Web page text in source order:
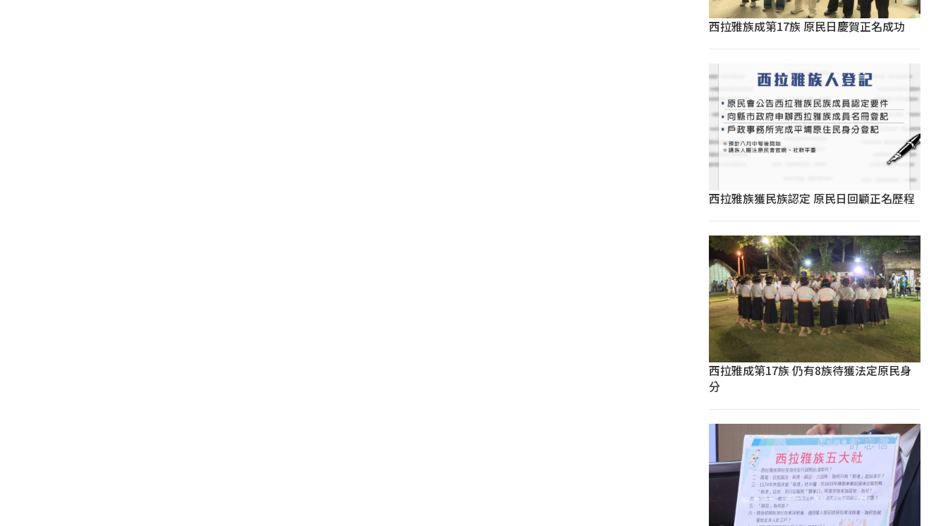
西拉雅族成第17族 原民日慶賀正名成功
西拉雅族獲民族認定 原民日回顧正名歷程
西拉雅成第17族 仍有8族待獲法定原民身
分